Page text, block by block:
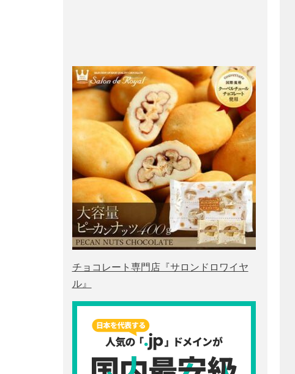
チョコレート専門店『サロンドロワイヤ
ル』